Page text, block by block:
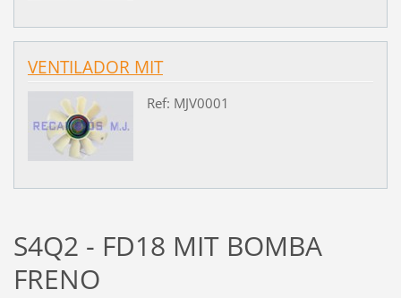
VENTILADOR MIT
Ref: MJV0001
S4Q2 - FD18 MIT BOMBA
FRENO